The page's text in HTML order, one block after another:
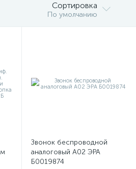
Сортировка
По умолчанию
Звонок беспроводной
аналоговый A02 ЭРА
Б0019874